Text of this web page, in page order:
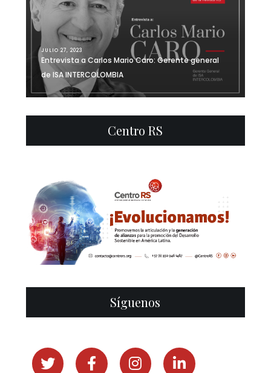
JULIO 27, 2023
Entrevista a Carlos Mario Caro: Gerente general
de ISA INTERCOLOMBIA
Centro RS
Síguenos